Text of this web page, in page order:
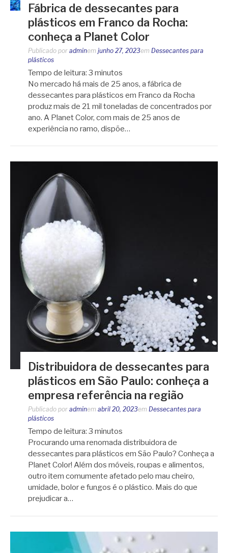
Fábrica de dessecantes para
plásticos em Franco da Rocha:
conheça a Planet Color
Publicado por adminem junho 27, 2023em Dessecantes para
plásticos
Tempo de leitura: 3 minutos
No mercado há mais de 25 anos, a fábrica de
dessecantes para plásticos em Franco da Rocha
produz mais de 21 mil toneladas de concentrados por
ano. A Planet Color, com mais de 25 anos de
experiência no ramo, dispõe…
Distribuidora de dessecantes para
plásticos em São Paulo: conheça a
empresa referência na região
Publicado por adminem abril 20, 2023em Dessecantes para
plásticos
Tempo de leitura: 3 minutos
Procurando uma renomada distribuidora de
dessecantes para plásticos em São Paulo? Conheça a
Planet Color! Além dos móveis, roupas e alimentos,
outro item comumente afetado pelo mau cheiro,
umidade, bolor e fungos é o plástico. Mais do que
prejudicar a…